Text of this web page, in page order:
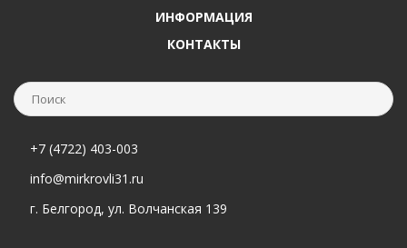
ИНФОРМАЦИЯ
КОНТАКТЫ
+7 (4722) 403-003
info@mirkrovli31.ru
г. Белгород, ул. Волчанская 139